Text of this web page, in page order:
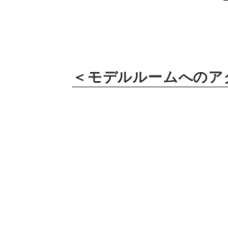
＜モデルルームへのア